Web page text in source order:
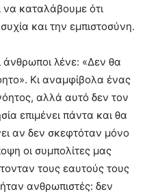
να καταλάβουμε ότι
και την εμπιστοσύνη.
άνθρωποι λένε: «Δεν θα
Κι αναμφίβολα ένας
αλλά αυτό δεν τον
επιμένει πάντα και θα
αν δεν σκεφτόταν μόνο
οι συμπολίτες μας
τους εαυτούς τους
ανθρωπιστές: δεν